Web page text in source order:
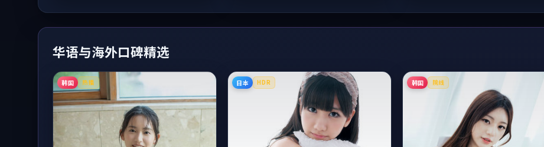
华语与海外口碑精选
韩国 热播 日本 HDR 韩国 院线